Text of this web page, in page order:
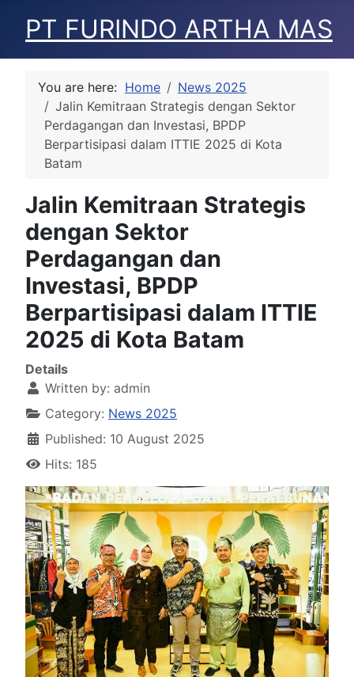
PT FURINDO ARTHA MAS
You are here: Home
News 2025
Jalin Kemitraan Strategis dengan Sektor
Perdagangan dan Investasi, BPDP
Berpartisipasi dalam ITTIE 2025 di Kota
Batam
Jalin Kemitraan Strategis
dengan Sektor
Perdagangan dan
Investasi, BPDP
Berpartisipasi dalam ITTIE
2025 di Kota Batam
Details
Written by: admin
Category: News 2025
Published: 10 August 2025
Hits: 185